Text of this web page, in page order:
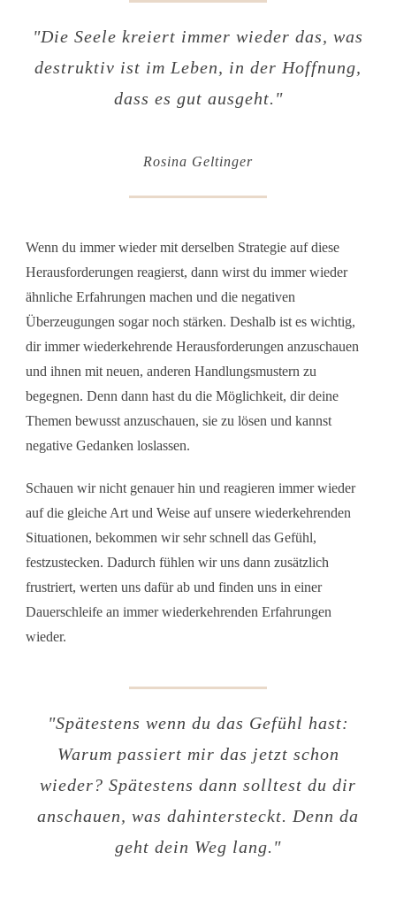
"Die Seele kreiert immer wieder das, was
destruktiv ist im Leben, in der Hoffnung,
dass es gut ausgeht."
Rosina Geltinger
Wenn du immer wieder mit derselben Strategie auf diese
Herausforderungen reagierst, dann wirst du immer wieder
ähnliche Erfahrungen machen und die negativen
Überzeugungen sogar noch stärken. Deshalb ist es wichtig,
dir immer wiederkehrende Herausforderungen anzuschauen
und ihnen mit neuen, anderen Handlungsmustern zu
begegnen. Denn dann hast du die Möglichkeit, dir deine
Themen bewusst anzuschauen, sie zu lösen und kannst
negative Gedanken loslassen.
Schauen wir nicht genauer hin und reagieren immer wieder
auf die gleiche Art und Weise auf unsere wiederkehrenden
Situationen, bekommen wir sehr schnell das Gefühl,
festzustecken. Dadurch fühlen wir uns dann zusätzlich
frustriert, werten uns dafür ab und finden uns in einer
Dauerschleife an immer wiederkehrenden Erfahrungen
wieder.
"Spätestens wenn du das Gefühl hast:
Warum passiert mir das jetzt schon
wieder? Spätestens dann solltest du dir
anschauen, was dahintersteckt. Denn da
geht dein Weg lang. "